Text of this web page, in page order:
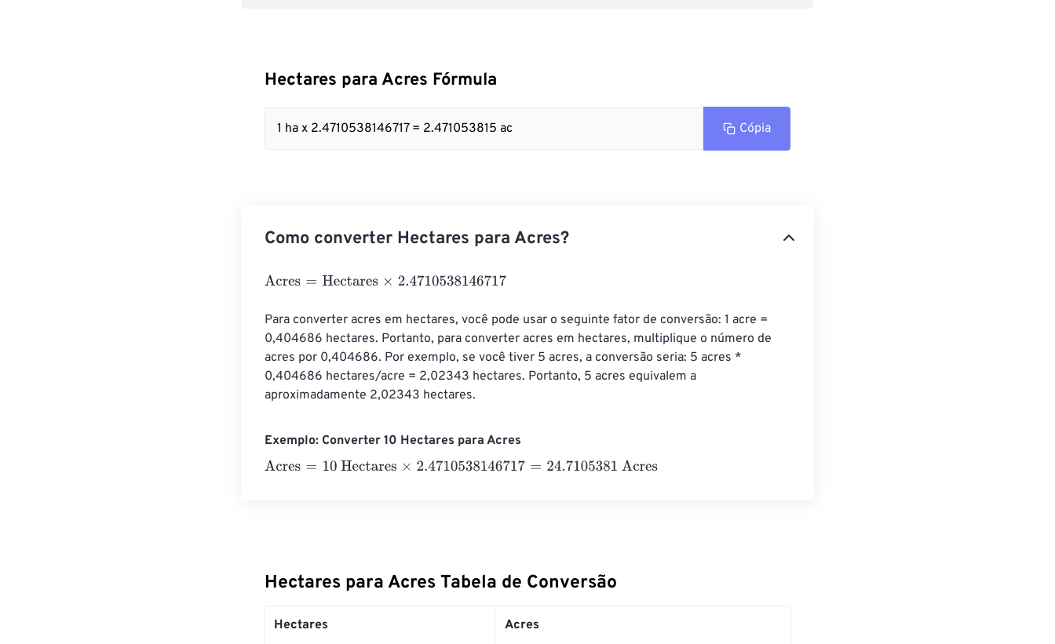
Hectares para Acres Fórmula
1 ha x 2.4710538146717 = 2.471053815 ac Cópia
Como converter Hectares para Acres?
Acres= Hectares×2.4710538146717
Para converter acres em hectares, você pode usar o seguinte fator de conversão: 1 acre =
0,404686 hectares. Portanto, para converter acres em hectares, multiplique o número de
acres por 0,404686. Por exemplo, se você tiver 5 acres, a conversão seria: 5 acres *
0,404686 hectares/acre = 2,02343 hectares. Portanto, 5 acres equivalem a
aproximadamente 2,02343 hectares.
Exemplo: Converter 10 Hectares para Acres
Acres= 10 Hectares×2.4710538146717=24.7105381 Acres
Hectares para Acres Tabela de Conversão
Hectares Acres